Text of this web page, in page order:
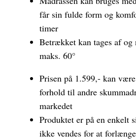
får sin fulde form og
timer
Betrækket kan tages af og
maks. 60°
Prisen på 1.599,- kan
forhold til andre
markedet
Produktet er på en enkelt
ikke vendes for at